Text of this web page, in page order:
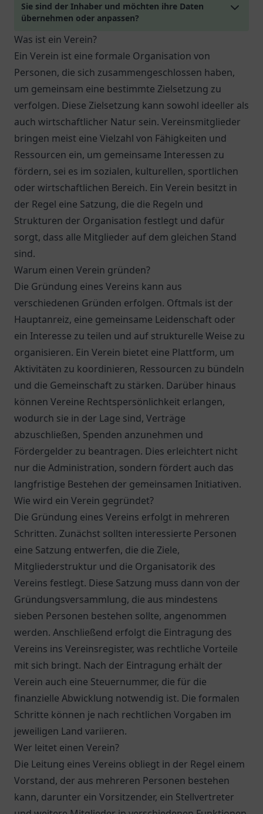
Sie sind der Inhaber und möchten ihre Daten
übernehmen oder anpassen?
Was ist ein Verein?
Ein Verein ist eine formale Organisation von
Personen, die sich zusammengeschlossen haben,
um gemeinsam eine bestimmte Zielsetzung zu
verfolgen. Diese Zielsetzung kann sowohl ideeller als
auch wirtschaftlicher Natur sein. Vereinsmitglieder
bringen meist eine Vielzahl von Fähigkeiten und
Ressourcen ein, um gemeinsame Interessen zu
fördern, sei es im sozialen, kulturellen, sportlichen
oder wirtschaftlichen Bereich. Ein Verein besitzt in
der Regel eine Satzung, die die Regeln und
Strukturen der Organisation festlegt und dafür
sorgt, dass alle Mitglieder auf dem gleichen Stand
sind.
Warum einen Verein gründen?
Die Gründung eines Vereins kann aus
verschiedenen Gründen erfolgen. Oftmals ist der
Hauptanreiz, eine gemeinsame Leidenschaft oder
ein Interesse zu teilen und auf strukturelle Weise zu
organisieren. Ein Verein bietet eine Plattform, um
Aktivitäten zu koordinieren, Ressourcen zu bündeln
und die Gemeinschaft zu stärken. Darüber hinaus
können Vereine Rechtspersönlichkeit erlangen,
wodurch sie in der Lage sind, Verträge
abzuschließen, Spenden anzunehmen und
Fördergelder zu beantragen. Dies erleichtert nicht
nur die Administration, sondern fördert auch das
langfristige Bestehen der gemeinsamen Initiativen.
Wie wird ein Verein gegründet?
Die Gründung eines Vereins erfolgt in mehreren
Schritten. Zunächst sollten interessierte Personen
eine Satzung entwerfen, die die Ziele,
Mitgliederstruktur und die Organisatorik des
Vereins festlegt. Diese Satzung muss dann von der
Gründungsversammlung, die aus mindestens
sieben Personen bestehen sollte, angenommen
werden. Anschließend erfolgt die Eintragung des
Vereins ins Vereinsregister, was rechtliche Vorteile
mit sich bringt. Nach der Eintragung erhält der
Verein auch eine Steuernummer, die für die
finanzielle Abwicklung notwendig ist. Die formalen
Schritte können je nach rechtlichen Vorgaben im
jeweiligen Land variieren.
Wer leitet einen Verein?
Die Leitung eines Vereins obliegt in der Regel einem
Vorstand, der aus mehreren Personen bestehen
kann, darunter ein Vorsitzender, ein Stellvertreter